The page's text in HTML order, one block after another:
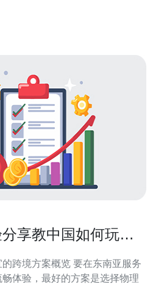
享教中国如何玩东
跨境方案概览 要在东南亚服务
体验，最好的方案是选择物理